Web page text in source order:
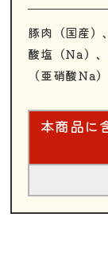
豚肉（国産）
酸塩（Na）
（亜硝酸Na
本商品に